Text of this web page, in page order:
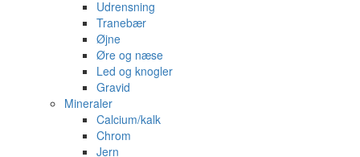
Udrensning
Tranebær
Øjne
Øre og næse
Led og knogler
Gravid
Mineraler
Calcium/kalk
Chrom
Jern